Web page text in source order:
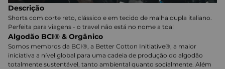
Descrição
Shorts com corte reto, clássico e em tecido de malha dupla italiano.
Perfeita para viagens - o travel não está no nome a toa!
Algodão BCI® & Orgânico
Somos membros da BCI®, a Better Cotton Initiative®, a maior
iniciativa a nível global para uma cadeia de produção do algodão
totalmente sustentável, tanto ambiental quanto socialmente. Além